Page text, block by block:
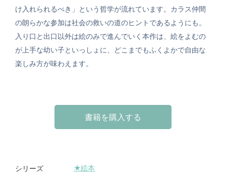
け入れられるべき」という哲学が流れています。カラス仲間
の朗らかな参加は社会の救いの道のヒントであるようにも。
入り口と出口以外は絵のみで進んでいく本作は、絵をよむの
が上手な幼い子といっしょに、どこまでもふくよかで自由な
楽しみ方が味わえます。
書籍を購入する
シリーズ ★絵本